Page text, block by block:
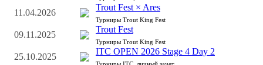
11.04.2026
Trout Fest × Ares
Турниры Trout King Fest
09.11.2025
Trout Fest
Турниры Trout King Fest
25.10.2025
ITC OPEN 2026 Stage 4 Day 2